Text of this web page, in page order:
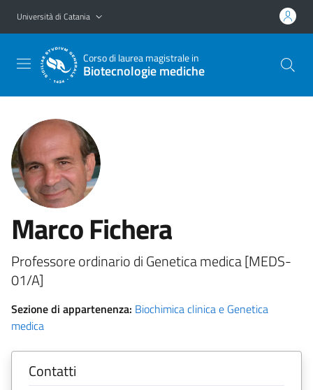
Vai al contenuto principale
Vai al menu di navigazione
Università di Catania
Corso di laurea magistrale in
Biotecnologie mediche
Marco Fichera
Professore ordinario di Genetica medica [MEDS-
01/A]
Sezione di appartenenza: Biochimica clinica e Genetica
medica
Contatti